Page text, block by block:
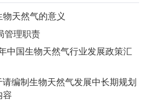
物天然气的意义
管理职责
中国生物天然气行业发展政策汇
编制生物天然气发展中长期规划
容